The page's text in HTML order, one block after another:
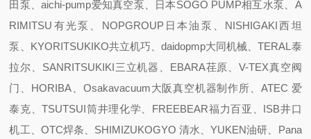
田泵、aichi-pump爱知真空泵、日本SOGO PUMP相互水泵、A
RIMITSU有光泵、NOPGROUP日本油泵、NISHIGAKI西坦
泵、KYORITSUKIKO共立机巧、daidopmp大同机械、TERAL泰
拉尔、SANRITSUKIKI三立机器、EBARA荏原、V-TEX真空阀
门、HORIBA、Osakavacuum大阪真空机器制作所、ATEC 爱
泰克、TSUTSUI筒井理化学、FREEBEAR福力百亚、ISB井口
机工、OTC焊条、SHIMIZUKOGYO 清水、YUKEN油研、Pana